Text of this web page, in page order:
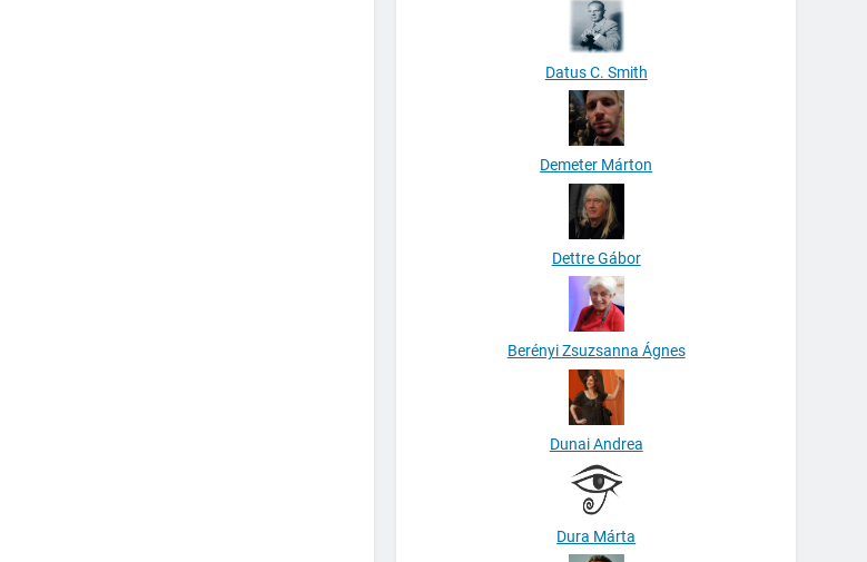
Datus C. Smith
Demeter Márton
Dettre Gábor
Berényi Zsuzsanna Ágnes
Dunai Andrea
Dura Márta